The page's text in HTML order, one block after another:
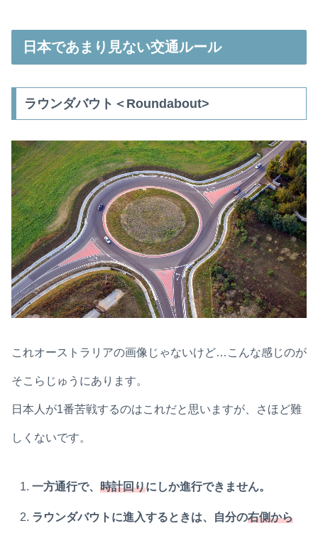
日本であまり見ない交通ルール
ラウンダバウト＜Roundabout>
これオーストラリアの画像じゃないけど…こんな感じのが
そこらじゅうにあります。
日本人が1番苦戦するのはこれだと思いますが、さほど難
しくないです。
一方通行で、時計回りにしか進行できません。
ラウンダバウトに進入するときは、自分の右側から